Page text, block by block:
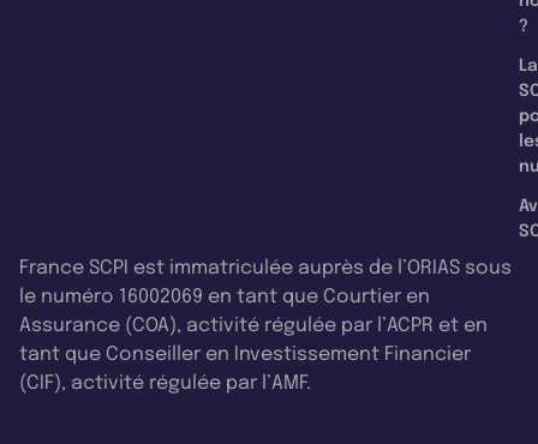
?
La
France SCPI est immatriculée auprès de l’ORIAS sous
le numéro 16002069 en tant que Courtier en
Assurance (COA), activité régulée par l’ACPR et en
tant que Conseiller en Investissement Financier
(CIF), activité régulée par l’AMF.